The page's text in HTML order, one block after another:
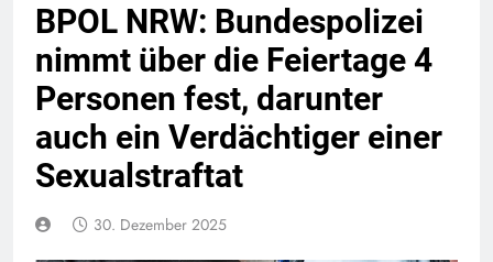
BPOL NRW: Bundespolizei
nimmt über die Feiertage 4
Personen fest, darunter
auch ein Verdächtiger einer
Sexualstraftat
30. Dezember 2025